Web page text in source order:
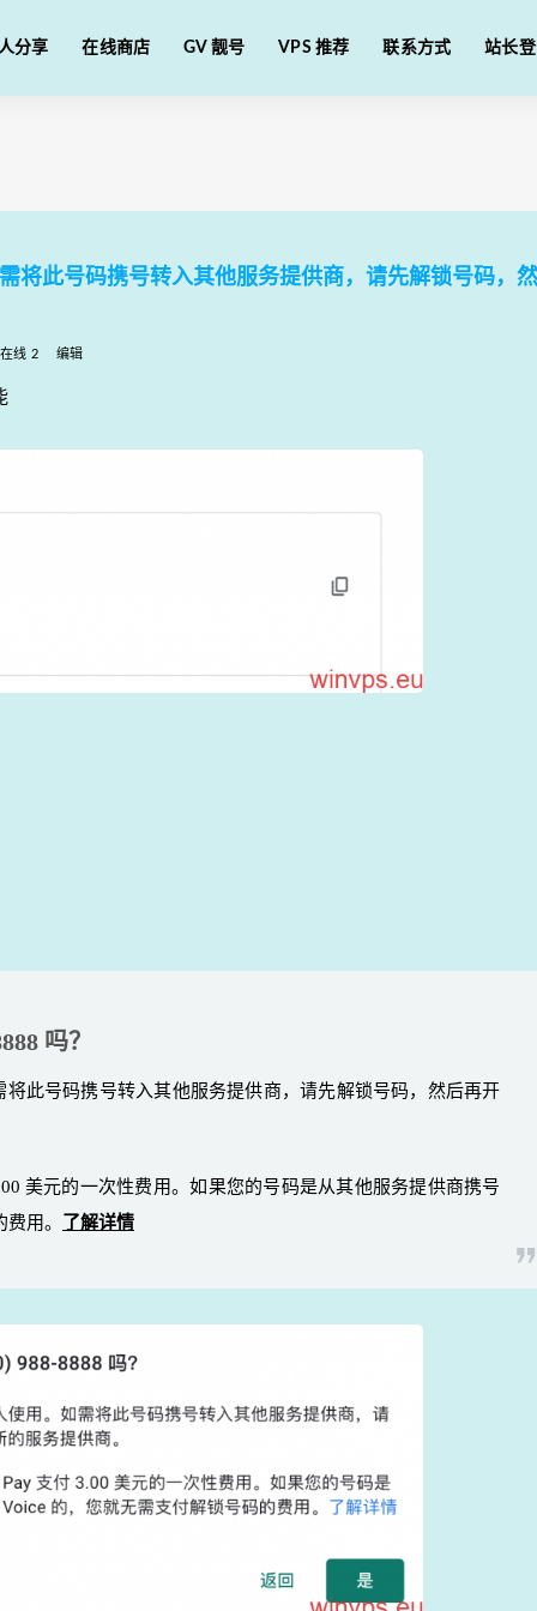
分享 在线商店 GV 靓号 VPS 推荐 联系方式 站长
将此号码携号转入其他服务提供商，请先解锁号码，
在线 2 编辑
吗？
此号码携号转入其他服务提供商，请先解锁号码，然后再开
美元的一次性费用。如果您的号码是从其他服务提供商携号
用。
了解详情